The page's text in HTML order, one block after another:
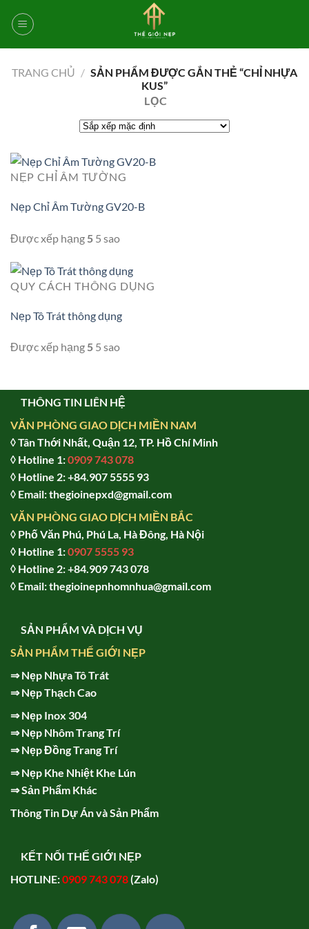
qua
TRANG CHỦ / SẢN PHẨM ĐƯỢC GẮN THẺ “CHỈ NHỰA
KUS”
LỌC
NẸP CHỈ ÂM TƯỜNG
Nẹp Chỉ Âm Tường GV20-B
Được xếp hạng 55 sao
QUY CÁCH THÔNG DỤNG
Nẹp Tô Trát thông dụng
Được xếp hạng 55 sao
THÔNG TIN LIÊN HỆ
VĂN PHÒNG GIAO DỊCH MIỀN NAM
◊ Tân Thới Nhất, Quận 12, TP. Hồ Chí Minh
◊ Hotline 1:0909 743 078
◊ Hotline 2: +84.907 5555 93
◊ Email: thegioinepxd@gmail.com
VĂN PHÒNG GIAO DỊCH MIỀN BẮC
◊ Phố Văn Phú, Phú La, Hà Đông, Hà Nội
◊ Hotline 1:0907 5555 93
◊ Hotline 2:+84.909 743 078
◊ Email: thegioinepnhomnhua@gmail.com
SẢN PHẨM VÀ DỊCH VỤ
SẢN PHẨM THẾ GIỚI NẸP
⇒Nẹp Nhựa Tô Trát
⇒Nẹp Thạch Cao
⇒Nẹp Inox 304
⇒Nẹp Nhôm Trang Trí
⇒Nẹp Đồng Trang Trí
⇒Nẹp Khe Nhiệt Khe Lún
⇒Sản Phẩm Khác
Thông Tin Dự Án và Sản Phẩm
KẾT NỐI THẾ GIỚI NẸP
HOTLINE:0909 743 078(Zalo)